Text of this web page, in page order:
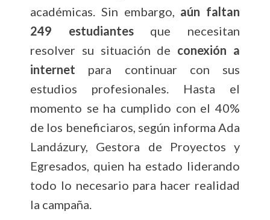
académicas. Sin embargo, aún faltan
249 estudiantes que necesitan
resolver su situación de conexión a
internet para continuar con sus
estudios profesionales. Hasta el
momento se ha cumplido con el 40%
de los beneficiaros, según informa Ada
Landázury, Gestora de Proyectos y
Egresados, quien ha estado liderando
todo lo necesario para hacer realidad
la campaña.